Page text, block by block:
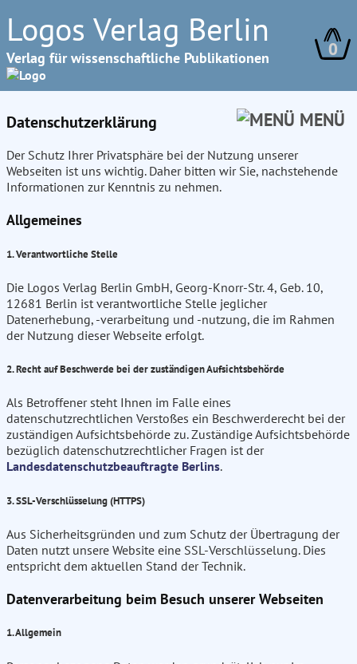
Logos Verlag Berlin
Verlag für wissenschaftliche Publikationen 0
MENÜ
Datenschutzerklärung
Der Schutz Ihrer Privatsphäre bei der Nutzung unserer
Webseiten ist uns wichtig. Daher bitten wir Sie, nachstehende
Informationen zur Kenntnis zu nehmen.
Allgemeines
1. Verantwortliche Stelle
Die Logos Verlag Berlin GmbH, Georg-Knorr-Str. 4, Geb. 10,
12681 Berlin ist verantwortliche Stelle jeglicher
Datenerhebung, -verarbeitung und -nutzung, die im Rahmen
der Nutzung dieser Webseite erfolgt.
2. Recht auf Beschwerde bei der zuständigen Aufsichtsbehörde
Als Betroffener steht Ihnen im Falle eines
datenschutzrechtlichen Verstoßes ein Beschwerderecht bei der
zuständigen Aufsichtsbehörde zu. Zuständige Aufsichtsbehörde
bezüglich datenschutzrechtlicher Fragen ist der
Landesdatenschutzbeauftragte Berlins.
3. SSL-Verschlüsselung (HTTPS)
Aus Sicherheitsgründen und zum Schutz der Übertragung der
Daten nutzt unsere Website eine SSL-Verschlüsselung. Dies
entspricht dem aktuellen Stand der Technik.
Datenverarbeitung beim Besuch unserer Webseiten
1. Allgemein